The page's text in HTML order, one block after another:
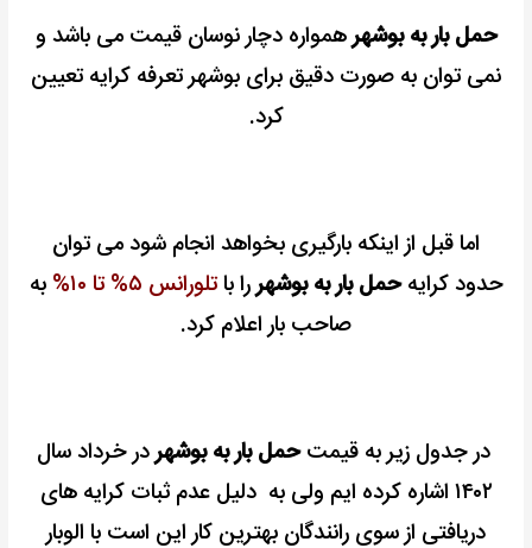
حمل بار به بوشهرهمواره دچار نوسان قیمت می باشد و
نمی توان به صورت دقیق برای بوشهر تعرفه کرایه تعیین
کرد.
اما قبل از اینکه بارگیری بخواهد انجام شود می توان
حدود کرایهحمل بار به بوشهررا باتلورانس ۵% تا ۱۰%
به
صاحب بار اعلام کرد.
در جدول زیر به قیمتحمل بار به بوشهردر خرداد سال
۱۴۰۲ اشاره کرده ایم ولی به دلیل عدم ثبات کرایه های
دریافتی از سوی رانندگان بهترین کار این است با الوبار